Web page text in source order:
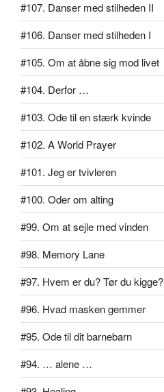
#107. Danser med stilheden II
#106. Danser med stilheden I
#105. Om at åbne sig mod livet
#104. Derfor …
#103. Ode til en stærk kvinde
#102. A World Prayer
#101. Jeg er tvivleren
#100. Oder om alting
#99. Om at sejle med vinden
#98. Memory Lane
#97. Hvem er du? Tør du kigge?
#96. Hvad masken gemmer
#95. Ode til dit barnebarn
#94. … alene …